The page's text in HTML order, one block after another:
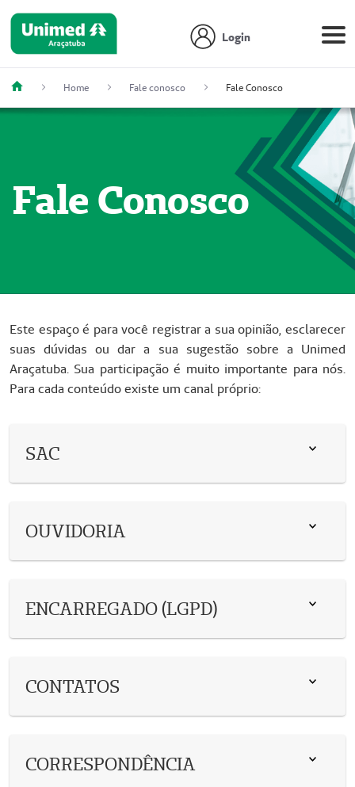
Login
Home Fale conosco Fale Conosco
Fale Conosco
Este espaço é para você registrar a sua opinião, esclarecer
suas dúvidas ou dar a sua sugestão sobre a Unimed
Araçatuba. Sua participação é muito importante para nós.
Para cada conteúdo existe um canal próprio:
SAC
OUVIDORIA
ENCARREGADO (LGPD)
CONTATOS
CORRESPONDÊNCIA